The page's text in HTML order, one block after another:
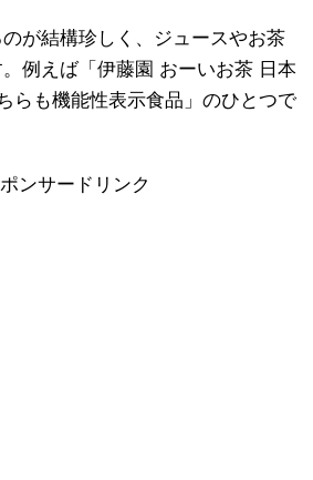
が結構珍しく、ジュースやお茶
例えば「伊藤園 おーいお茶 日本
らも機能性表示食品」のひとつで
ンサードリンク